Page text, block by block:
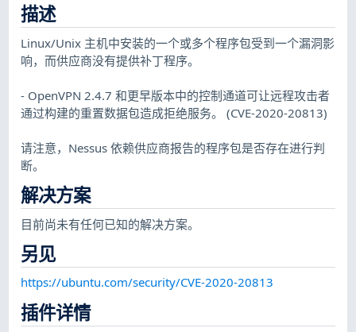
描述
Linux/Unix 主机中安装的一个或多个程序包受到一个漏洞影
响，而供应商没有提供补丁程序。
- OpenVPN 2.4.7 和更早版本中的控制通道可让远程攻击者
通过构建的重置数据包造成拒绝服务。 (CVE-2020-20813)
请注意，Nessus 依赖供应商报告的程序包是否存在进行判
断。
解决方案
目前尚未有任何已知的解决方案。
另见
https://ubuntu.com/security/CVE-2020-20813
插件详情